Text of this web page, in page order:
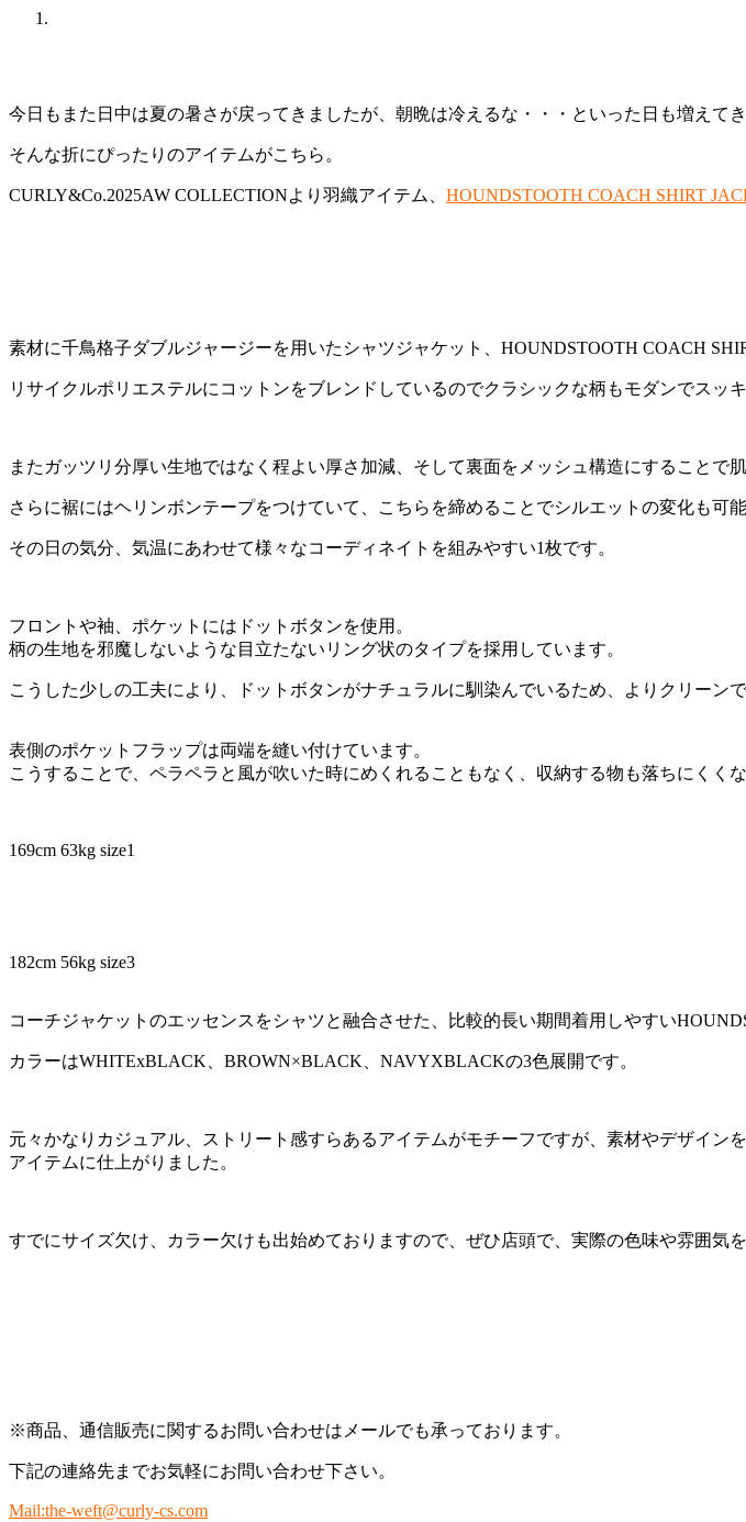
今日もまた日中は夏の暑さが戻ってきましたが、朝晩は冷えるな・・・といった日も増えてき
そんな折にぴったりのアイテムがこちら。
CURLY&Co.2025AW COLLECTIONより羽織アイテム、 HOUNDSTOOTH COACH SHIRT
素材に千鳥格子ダブルジャージーを用いたシャツジャケット、HOUNDSTOOTH COACH
リサイクルポリエステルにコットンをブレンドしているのでクラシックな柄もモダンでスッキ
またガッツリ分厚い生地ではなく程よい厚さ加減、そして裏面をメッシュ構造にすることで
さらに裾にはヘリンボンテープをつけていて、こちらを締めることでシルエットの変化も可
その日の気分、気温にあわせて様々なコーディネイトを組みやすい1枚です。
フロントや袖、ポケットにはドットボタンを使用。
柄の生地を邪魔しないような目立たないリング状のタイプを採用しています。
こうした少しの工夫により、ドットボタンがナチュラルに馴染んでいるため、よりクリーン
表側のポケットフラップは両端を縫い付けています。
こうすることで、ペラペラと風が吹いた時にめくれることもなく、収納する物も落ちにくくな
169cm 63kg size1
182cm 56kg size3
コーチジャケットのエッセンスをシャツと融合させた、比較的長い期間着用しやすい
カラーはWHITExBLACK、BROWN×BLACK、NAVYXBLACKの3色展開です。
元々かなりカジュアル、ストリート感すらあるアイテムがモチーフですが、素材やデザイ
アイテムに仕上がりました。
すでにサイズ欠け、カラー欠けも出始めておりますので、ぜひ店頭で、実際の色味や雰囲気
※商品、通信販売に関するお問い合わせはメールでも承っております。
下記の連絡先までお気軽にお問い合わせ下さい。
Mail:the-weft@curly-cs.com